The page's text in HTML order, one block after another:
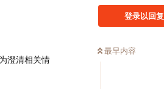
登录以回复
最早内容
澄清相关情